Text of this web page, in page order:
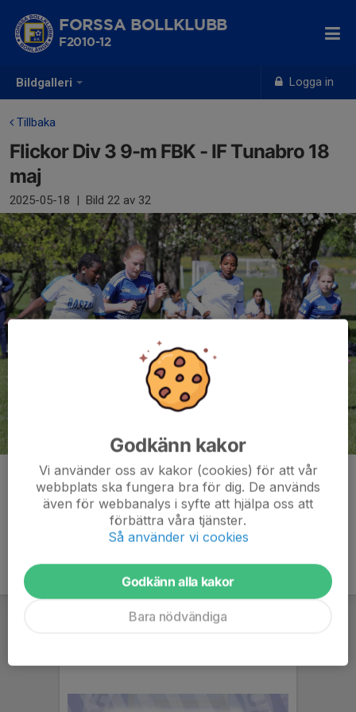
Bildgalleri Logga in
FORSSA BOLLKLUBB
F2010-12
Tillbaka
Flickor Div 3 9-m FBK - IF Tunabro 18
maj
2025-05-18 | Bild 22 av 32
Kommentarer
Godkänn kakor
Vi använder oss av kakor (cookies) för att vår
webbplats ska fungera bra för dig. De används
även för webbanalys i syfte att hjälpa oss att
förbättra våra tjänster.
Så använder vi cookies
Godkänn alla kakor
Bara nödvändiga